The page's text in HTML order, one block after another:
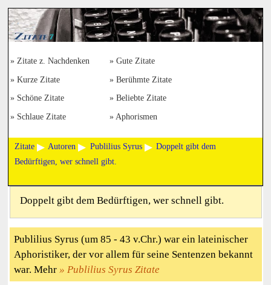
Zitate z. Nachdenken Gute Zitate
Kurze Zitate Berühmte Zitate
Schöne Zitate Beliebte Zitate
Schlaue Zitate Aphorismen
Zitate Autoren Publilius Syrus
Doppelt gibt dem
Bedürftigen, wer schnell gibt.
Doppelt gibt dem Bedürftigen, wer schnell gibt.
Publilius Syrus (um 85 - 43 v.Chr.) war ein lateinischer
Aphoristiker, der vor allem für seine Sentenzen bekannt
war. Mehr
Publilius Syrus Zitate